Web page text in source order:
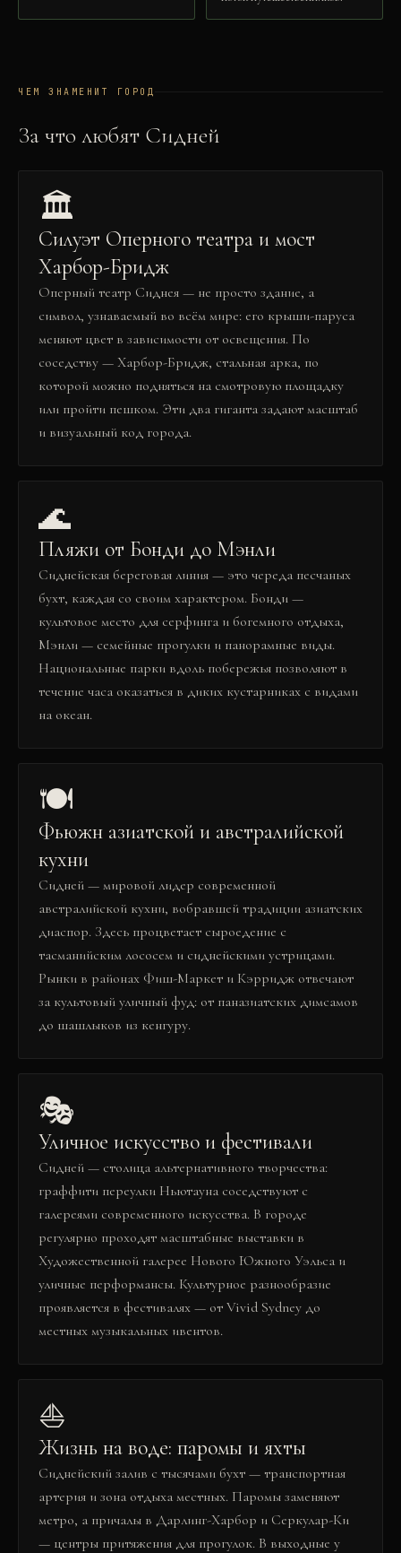
ЧЕМ ЗНАМЕНИТ ГОРОД
За что любят Сидней
🏛️
Силуэт Оперного театра и мост
Харбор-Бридж
Оперный театр Сиднея — не просто здание, а
символ, узнаваемый во всём мире: его крыши-паруса
меняют цвет в зависимости от освещения. По
соседству — Харбор-Бридж, стальная арка, по
которой можно подняться на смотровую площадку
или пройти пешком. Эти два гиганта задают масштаб
и визуальный код города.
🌊
Пляжи от Бонди до Мэнли
Сиднейская береговая линия — это череда песчаных
бухт, каждая со своим характером. Бонди —
культовое место для серфинга и богемного отдыха,
Мэнли — семейные прогулки и панорамные виды.
Национальные парки вдоль побережья позволяют в
течение часа оказаться в диких кустарниках с видами
на океан.
🍽️
Фьюжн азиатской и австралийской
кухни
Сидней — мировой лидер современной
австралийской кухни, вобравшей традиции азиатских
диаспор. Здесь процветает сыроедение с
тасманийским лососем и сиднейскими устрицами.
Рынки в районах Фиш-Маркет и Кэрридж отвечают
за культовый уличный фуд: от паназиатских димсамов
до шашлыков из кенгуру.
🎭
Уличное искусство и фестивали
Сидней — столица альтернативного творчества:
граффити переулки Ньютауна соседствуют с
галереями современного искусства. В городе
регулярно проходят масштабные выставки в
Художественной галерее Нового Южного Уэльса и
уличные перформансы. Культурное разнообразие
проявляется в фестивалях — от Vivid Sydney до
местных музыкальных ивентов.
⛵
Жизнь на воде: паромы и яхты
Сиднейский залив с тысячами бухт — транспортная
артерия и зона отдыха местных. Паромы заменяют
метро, а причалы в Дарлинг-Харбор и Серкулар-Ки
— центры притяжения для прогулок. В выходные у